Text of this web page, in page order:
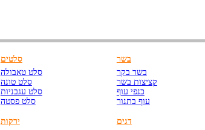
סלטים
סלט טאבולה
סלט טונה
סלט עגבניות
סלט פסטה
ירקות
בשר
בשר בקר
קציצות בשר
כנפי עוף
עוף בתנור
דגים